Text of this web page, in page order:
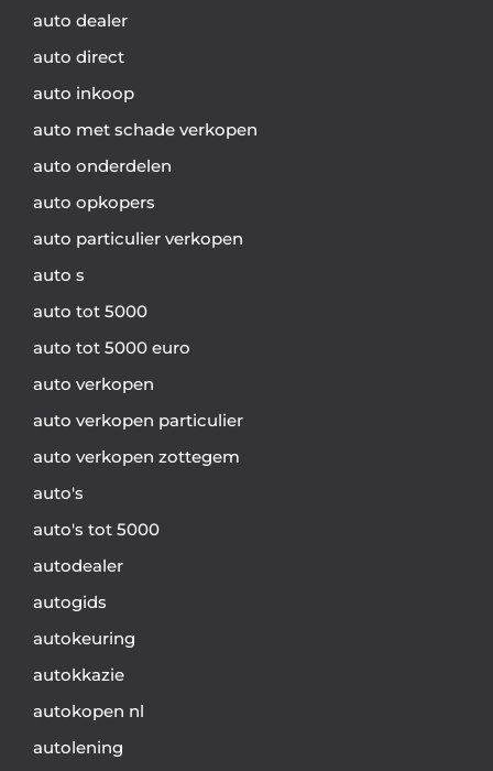
auto dealer
auto direct
auto inkoop
auto met schade verkopen
auto onderdelen
auto opkopers
auto particulier verkopen
auto s
auto tot 5000
auto tot 5000 euro
auto verkopen
auto verkopen particulier
auto verkopen zottegem
auto's
auto's tot 5000
autodealer
autogids
autokeuring
autokkazie
autokopen nl
autolening